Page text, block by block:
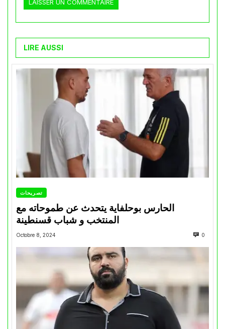
LIRE AUSSI
تصريحات
الحارس بوحلفاية يتحدث عن طموحاته مع
المنتخب و شباب قسنطينة
Octobre 8, 2024 0